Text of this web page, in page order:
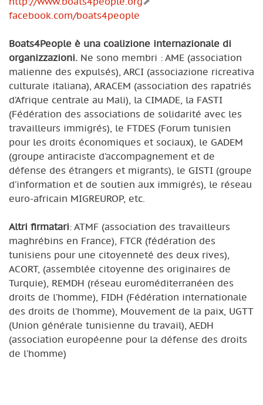
facebook.com/boats4people
Boats4People è una coalizione internazionale di
organizzazioni. Ne sono membri : AME (association
malienne des expulsés), ARCI (associazione ricreativa
culturale italiana), ARACEM (association des rapatriés
d’Afrique centrale au Mali), la CIMADE, la FASTI
(Fédération des associations de solidarité avec les
travailleurs immigrés), le FTDES (Forum tunisien
pour les droits économiques et sociaux), le GADEM
(groupe antiraciste d’accompagnement et de
défense des étrangers et migrants), le GISTI (groupe
d’information et de soutien aux immigrés), le réseau
euro-africain MIGREUROP, etc.
Altri firmatari: ATMF (association des travailleurs
maghrébins en France), FTCR (fédération des
tunisiens pour une citoyenneté des deux rives),
ACORT, (assemblée citoyenne des originaires de
Turquie), REMDH (réseau euroméditerranéen des
droits de l’homme), FIDH (Fédération internationale
des droits de l’homme), Mouvement de la paix, UGTT
(Union générale tunisienne du travail), AEDH
(association européenne pour la défense des droits
de l’homme)